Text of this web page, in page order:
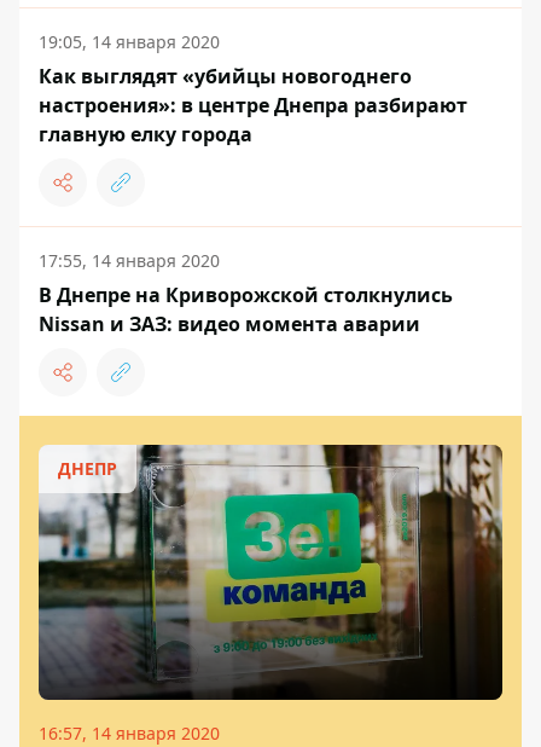
19:05, 14 января 2020
Как выглядят «убийцы новогоднего
настроения»: в центре Днепра разбирают
главную елку города
17:55, 14 января 2020
В Днепре на Криворожской столкнулись
Nissan и ЗАЗ: видео момента аварии
ДНЕПР
16:57, 14 января 2020